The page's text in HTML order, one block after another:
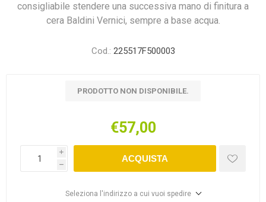
consigliabile stendere una successiva mano di finitura a
cera Baldini Vernici, sempre a base acqua.
Cod.: 225517F500003
PRODOTTO NON DISPONIBILE.
€57,00
i
h
ACQUISTA
Seleziona l'indirizzo a cui vuoi spedire